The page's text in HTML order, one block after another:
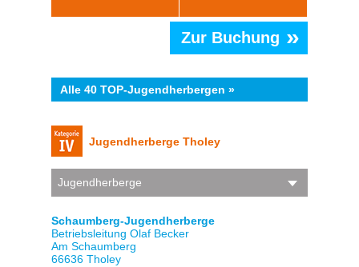
Zur Buchung »
Alle 40 TOP-Jugendherbergen »
Jugendherberge Tholey
Jugendherberge
Schaumberg-Jugendherberge
Betriebsleitung Olaf Becker
Am Schaumberg
66636 Tholey